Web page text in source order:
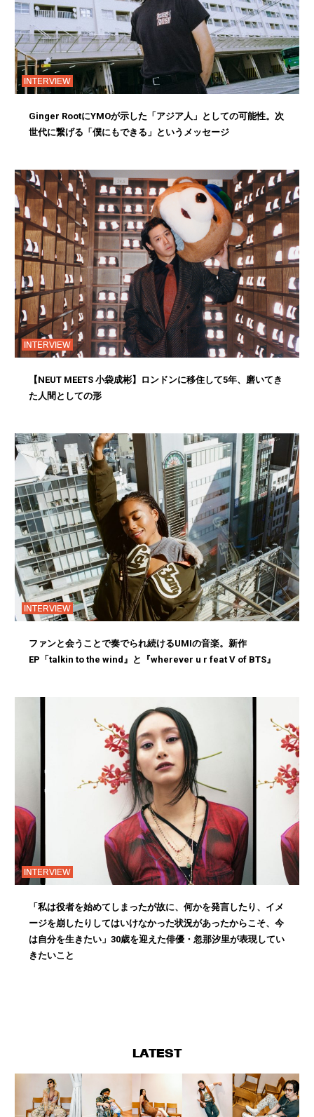
INTERVIEW
Ginger RootにYMOが示した「アジア人」としての可能性。次
世代に繋げる「僕にもできる」というメッセージ
INTERVIEW
【NEUT MEETS 小袋成彬】ロンドンに移住して5年、磨いてき
た人間としての形
INTERVIEW
ファンと会うことで奏でられ続けるUMIの音楽。新作
EP「talkin to the wind』と『wherever u r feat V of BTS』
INTERVIEW
「私は役者を始めてしまったが故に、何かを発言したり、イメ
ージを崩したりしてはいけなかった状況があったからこそ、今
は自分を生きたい」30歳を迎えた俳優・忽那汐里が表現してい
きたいこと
LATEST